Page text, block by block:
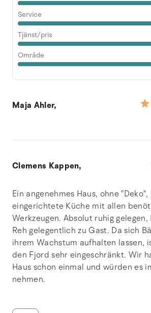
Service
Tjänst/pris
Område
Maja Ahler,
Clemens Kappen,
Ein angenehmes Haus, ohne "Deko",
eingerichtete Küche mit allen
Werkzeugen. Absolut ruhig gelegen,
Reh gelegentlich zu Gast. Da sich
ihrem Wachstum aufhalten lassen,
den Fjord sehr eingeschränkt. Wir
Haus schon einmal und würden es
nehmen.